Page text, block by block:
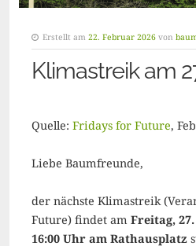
Erstellt am 22. Februar 2026 von
Klimastreik am
Quelle: Fridays for Future,
Liebe Baumfreunde,
der nächste Klimastreik
Future) findet am Freitag,
16:00 Uhr am Rathausplatz